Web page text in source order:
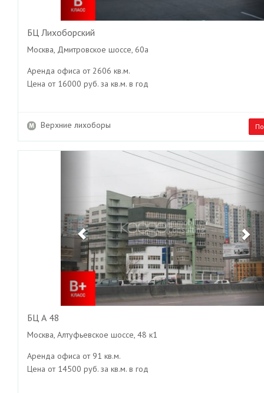
БЦ Лихоборский
Москва, Дмитровское шоссе, 60а
Аренда офиса от 2606 кв.м.
Цена от 16000 руб. за кв.м. в год
Верхние лихоборы
БЦ А 48
Москва, Алтуфьевское шоссе, 48 к1
Аренда офиса от 91 кв.м.
Цена от 14500 руб. за кв.м. в год